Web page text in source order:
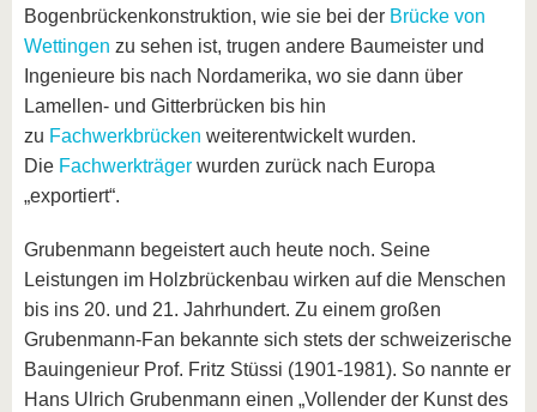
Bogenbrückenkonstruktion, wie sie bei der Brücke von
Wettingen zu sehen ist, trugen andere Baumeister und
Ingenieure bis nach Nordamerika, wo sie dann über
Lamellen- und Gitterbrücken bis hin
zu Fachwerkbrücken weiterentwickelt wurden.
Die Fachwerkträger wurden zurück nach Europa
„exportiert“.
Grubenmann begeistert auch heute noch. Seine
Leistungen im Holzbrückenbau wirken auf die Menschen
bis ins 20. und 21. Jahrhundert. Zu einem großen
Grubenmann-Fan bekannte sich stets der schweizerische
Bauingenieur Prof. Fritz Stüssi (1901-1981). So nannte er
Hans Ulrich Grubenmann einen „Vollender der Kunst des